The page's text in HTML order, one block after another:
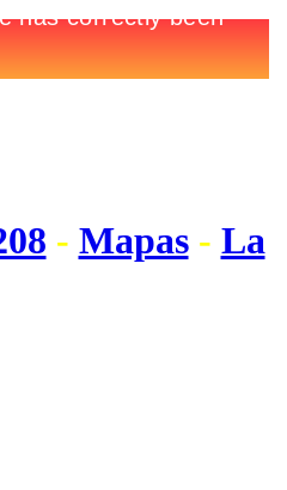
- Mapas- La